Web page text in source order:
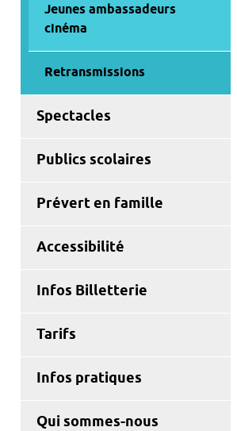
Jeunes ambassadeurs
cinéma
Retransmissions
Spectacles
Publics scolaires
Prévert en famille
Accessibilité
Infos Billetterie
Tarifs
Infos pratiques
Qui sommes-nous